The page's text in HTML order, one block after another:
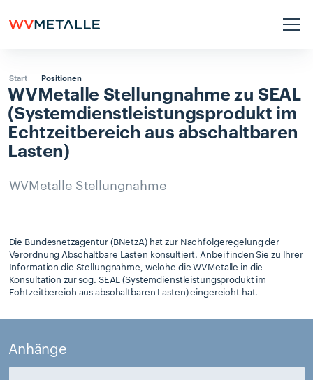
Start Positionen
WVMetalle Stellungnahme zu SEAL
(Systemdienstleistungsprodukt im
Echtzeitbereich aus abschaltbaren
Lasten)
WVMetalle Stellungnahme
Die Bundesnetzagentur (BNetzA) hat zur Nachfolgeregelung der
Verordnung Abschaltbare Lasten konsultiert. Anbei finden Sie zu Ihrer
Information die Stellungnahme, welche die WVMetalle in die
Konsultation zur sog. SEAL (Systemdienstleistungsprodukt im
Echtzeitbereich aus abschaltbaren Lasten) eingereicht hat.
Anhänge